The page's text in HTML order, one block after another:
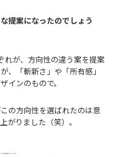
提案になったのでしょう
れが、方向性の違う案を提案
、「斬新さ」や「所有感」
インのもので。
の方向性を選ばれたのは意
がりました（笑）。